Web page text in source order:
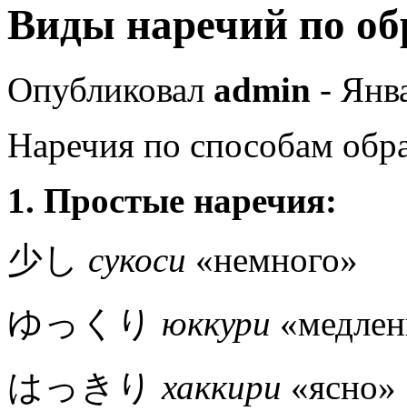
Виды наречий по
Опубликовал admin -
Наречия по способам
1. Простые наречия:
少し сукоси «немного»
ゆっくり юккури
はっきりхаккири «ясно»